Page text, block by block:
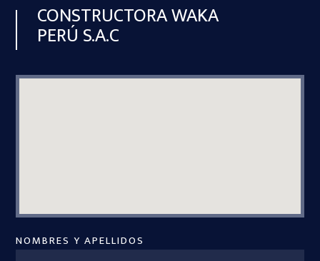
CONSTRUCTORA WAKA
PERÚ S.A.C
NOMBRES Y APELLIDOS